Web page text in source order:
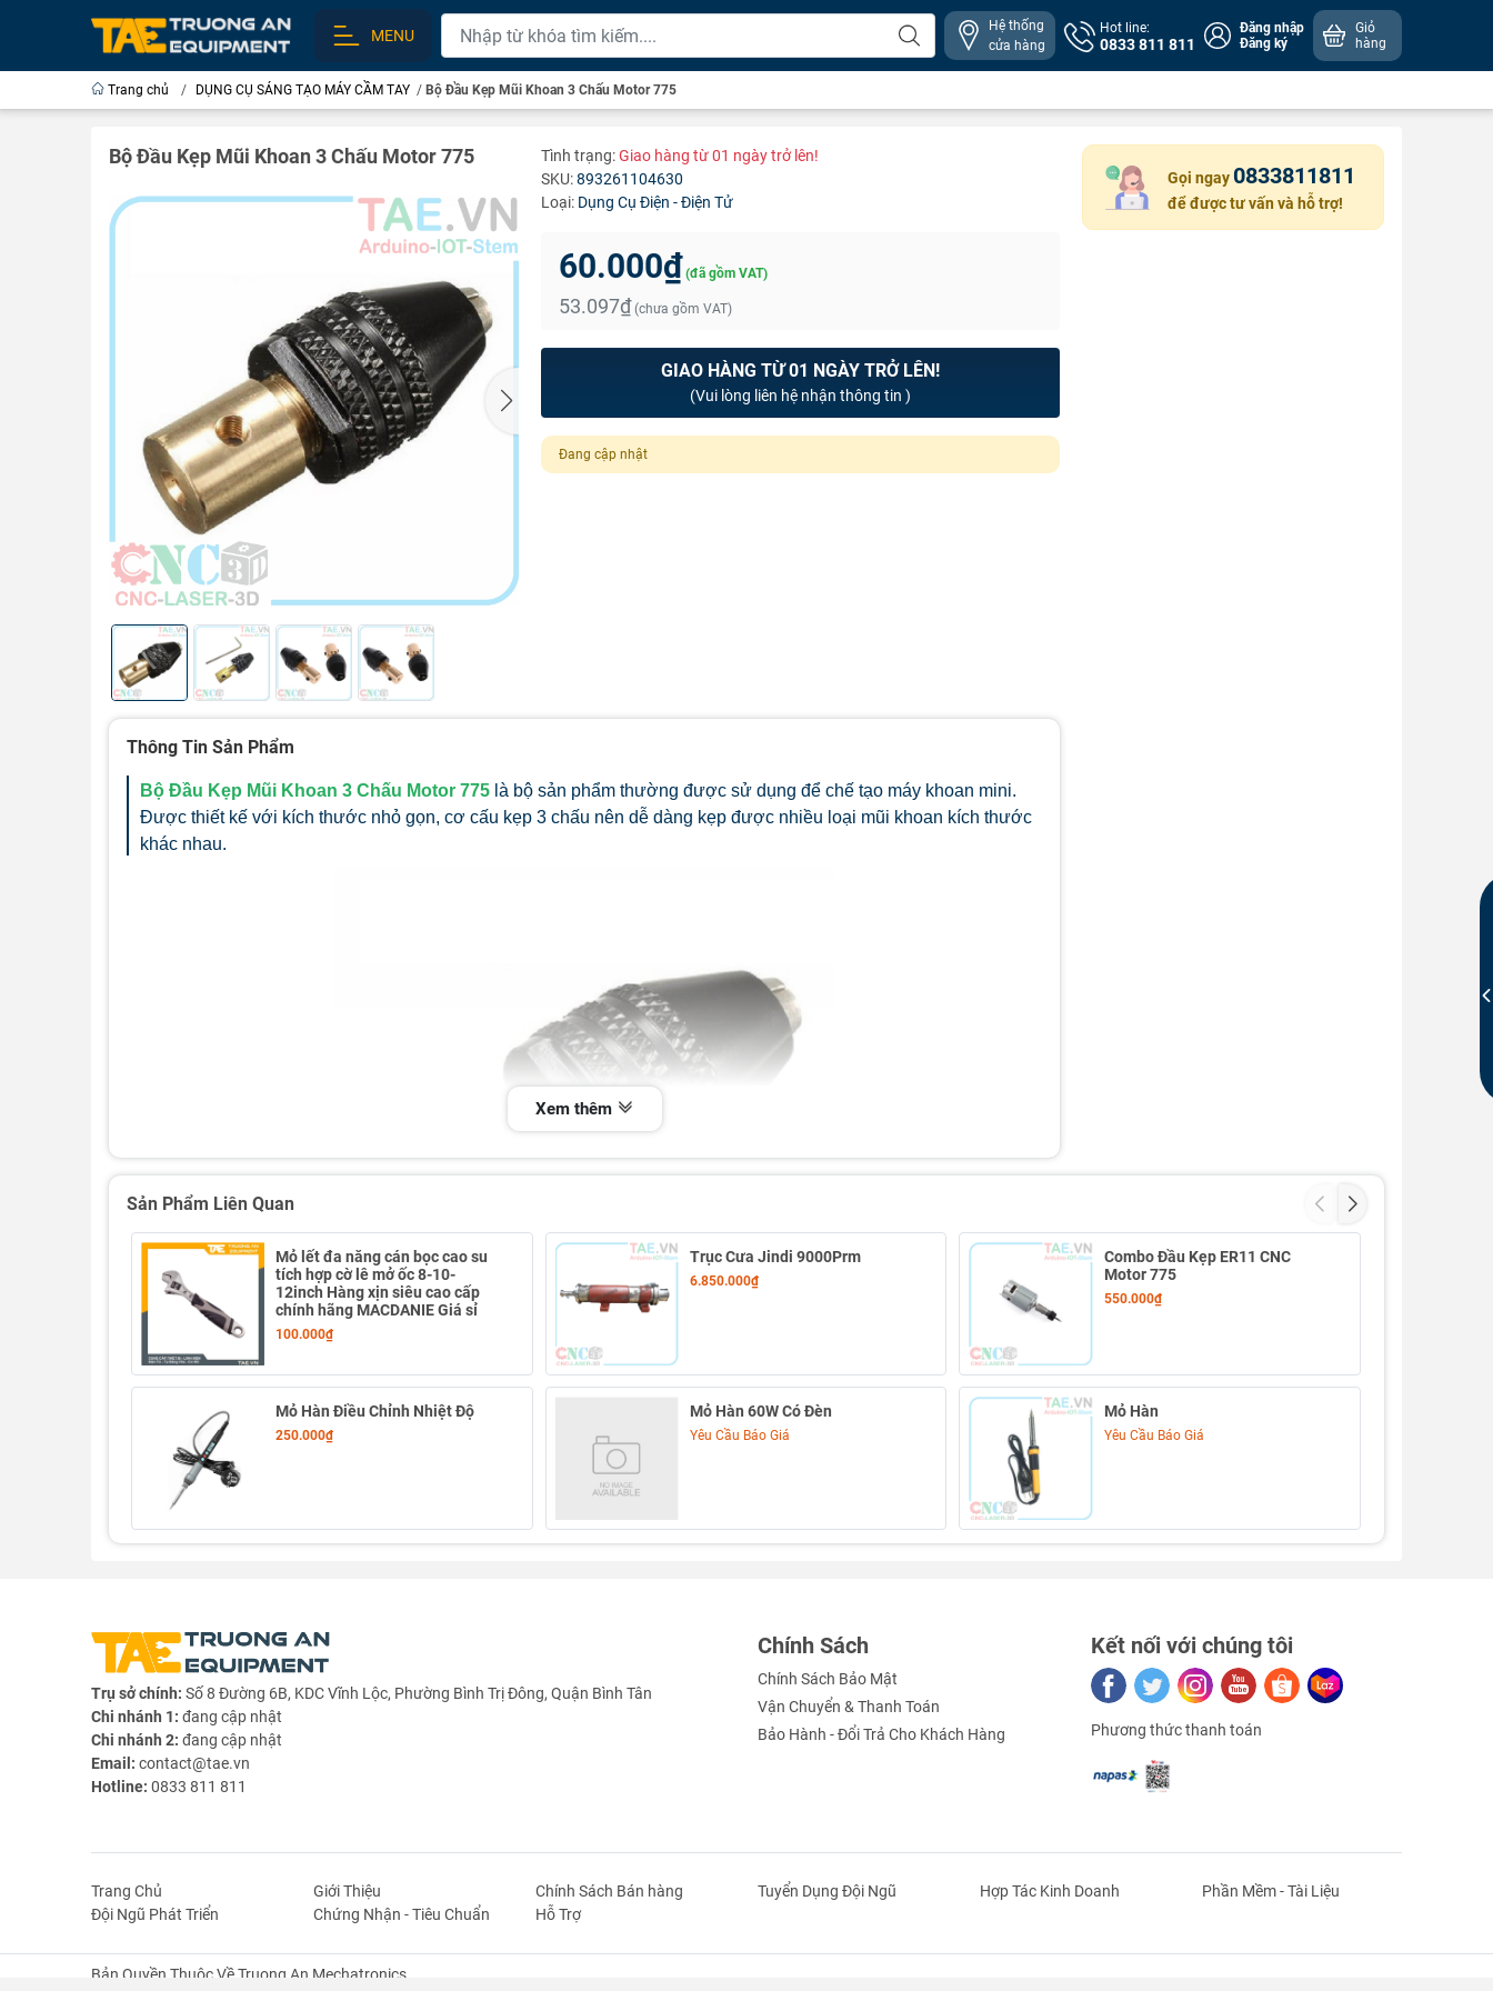
MENU
Hệ thống
cửa hàng
Hot line:
0833 811 811
Đăng nhập
Đăng ký
Giỏ
hàng
Trang chủ / DỤNG CỤ SÁNG TẠO MÁY CẦM TAY / Bộ Đầu Kẹp Mũi Khoan 3 Chấu Motor 775
Bộ Đầu Kẹp Mũi Khoan 3 Chấu Motor 775 Tình trạng:Giao hàng từ 01 ngày trở lên!
SKU:893261104630
Loại: Dụng Cụ Điện - Điện Tử
60.000₫ (đã gồm VAT)
53.097₫ (chưa gồm VAT)
GIAO HÀNG TỪ 01 NGÀY TRỞ LÊN!
(Vui lòng liên hệ nhận thông tin )
Đang cập nhật
Gọi ngay 0833811811
để được tư vấn và hỗ trợ!
Thông Tin Sản Phẩm
Bộ Đầu Kẹp Mũi Khoan 3 Chấu Motor 775 là bộ sản phẩm thường được sử dụng để chế tạo máy khoan mini.
Được thiết kế với kích thước nhỏ gọn, cơ cấu kẹp 3 chấu nên dễ dàng kẹp được nhiều loại mũi khoan kích thước
khác nhau.
Xem thêm
Sản Phẩm Liên Quan
Mỏ lết đa năng cán bọc cao su
tích hợp cờ lê mở ốc 8-10-
12inch Hàng xịn siêu cao cấp
chính hãng MACDANIE Giá sỉ
100.000₫
Trục Cưa Jindi 9000Prm
6.850.000₫
Combo Đầu Kẹp ER11 CNC
Motor 775
550.000₫
Mỏ Hàn Điều Chỉnh Nhiệt Độ
250.000₫
Mỏ Hàn 60W Có Đèn
Yêu Cầu Báo Giá
Mỏ Hàn
Yêu Cầu Báo Giá
Trụ sở chính: Số 8 Đường 6B, KDC Vĩnh Lộc, Phường Bình Trị Đông, Quận Bình Tân
Chi nhánh 1: đang cập nhật
Chi nhánh 2: đang cập nhật
Email: contact@tae.vn
Hotline: 0833 811 811
Chính Sách
Chính Sách Bảo Mật
Vận Chuyển & Thanh Toán
Bảo Hành - Đổi Trả Cho Khách Hàng
Kết nối với chúng tôi
Phương thức thanh toán
Trang Chủ Giới Thiệu Chính Sách Bán hàng Tuyển Dụng Đội Ngũ Hợp Tác Kinh Doanh
Phần Mềm - Tài Liệu
Đội Ngũ Phát Triển
Chứng Nhận - Tiêu Chuẩn Hỗ Trợ
Bản Quyền Thuộc Về Truong An Mechatronics.